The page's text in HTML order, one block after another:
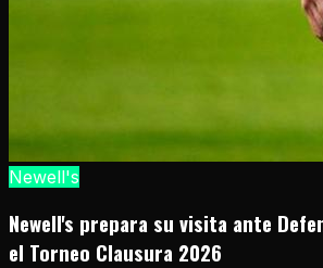
Newell's
Newell's prepara su visita ante
el Torneo Clausura 2026